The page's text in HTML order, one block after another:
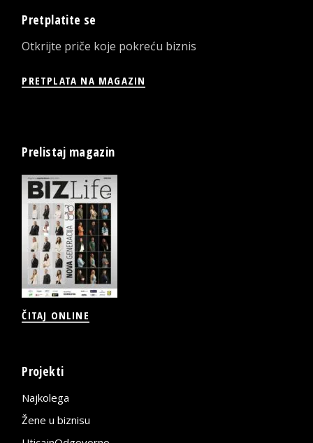
Pretplatite se
Otkrijte priče koje pokreću biznis
PRETPLATA NA MAGAZIN
Prelistaj magazin
ČITAJ ONLINE
Projekti
Najkolega
Žene u biznisu